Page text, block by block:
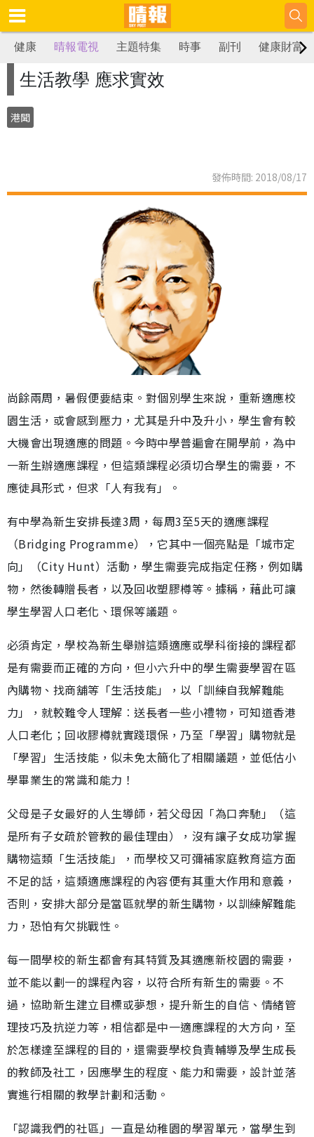
健康 晴報電視 主題特集 時事 副刊 健康財富
生活教學 應求實效
港聞
發佈時間: 2018/08/17
尚餘兩周，暑假便要結束。對個別學生來說，重新適應校
園生活，或會感到壓力，尤其是升中及升小，學生會有較
大機會出現適應的問題。今時中學普遍會在開學前，為中
一新生辦適應課程，但這類課程必須切合學生的需要，不
應徒具形式，但求「人有我有」。
有中學為新生安排長達3周，每周3至5天的適應課程
（Bridging Programme），它其中一個亮點是「城市定
向」（City Hunt）活動，學生需要完成指定任務，例如購
物，然後轉贈長者，以及回收塑膠樽等。據稱，藉此可讓
學生學習人口老化、環保等議題。
必須肯定，學校為新生舉辦這類適應或學科銜接的課程都
是有需要而正確的方向，但小六升中的學生需要學習在區
內購物、找商舖等「生活技能」，以「訓練自我解難能
力」，就較難令人理解︰送長者一些小禮物，可知道香港
人口老化；回收膠樽就實踐環保，乃至「學習」購物就是
「學習」生活技能，似未免太簡化了相關議題，並低估小
學畢業生的常識和能力！
父母是子女最好的人生導師，若父母因「為口奔馳」（這
是所有子女疏於管教的最佳理由），沒有讓子女成功掌握
購物這類「生活技能」，而學校又可彌補家庭教育這方面
不足的話，這類適應課程的內容便有其重大作用和意義，
否則，安排大部分是當區就學的新生購物，以訓練解難能
力，恐怕有欠挑戰性。
每一間學校的新生都會有其特質及其適應新校園的需要，
並不能以劃一的課程內容，以符合所有新生的需要。不
過，協助新生建立目標或夢想，提升新生的自信、情緒管
理技巧及抗逆力等，相信都是中一適應課程的大方向，至
於怎樣達至課程的目的，還需要學校負責輔導及學生成長
的教師及社工，因應學生的程度、能力和需要，設計並落
實進行相關的教學計劃和活動。
「認識我們的社區」一直是幼稚園的學習單元，當學生到